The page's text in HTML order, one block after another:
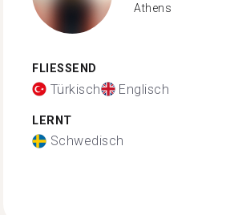
Athens
FLIESSEND
Türkisch Englisch
LERNT
Schwedisch